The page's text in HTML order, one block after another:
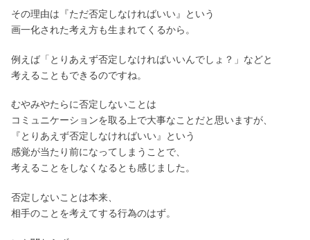
その理由は『ただ否定しなければいい』という
画一化された考え方も生まれてくるから。
例えば「とりあえず否定しなければいいんでしょ？」などと
考えることもできるのですね。
むやみやたらに否定しないことは
コミュニケーションを取る上で大事なことだと思いますが、
『とりあえず否定しなければいい』という
感覚が当たり前になってしまうことで、
考えることをしなくなるとも感じました。
否定しないことは本来、
相手のことを考えてする行為のはず。